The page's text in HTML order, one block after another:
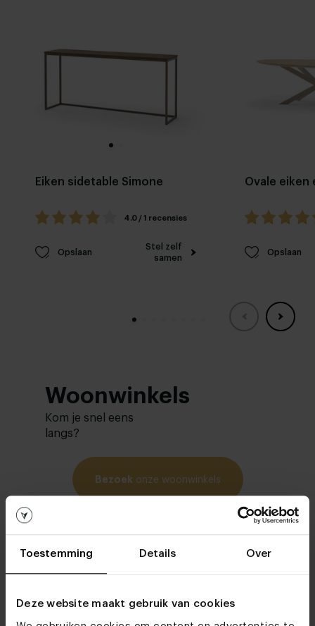
Toestemming Details Over
Deze website maakt gebruik van cookies
Eiken sidetable Simone
4.0 / 1 recensies
Opslaan
Stel zelf
samen
Ovale eiken
Opslaan
Woonwinkels
Kom je snel eens
langs?
Bezoek onze woonwinkels